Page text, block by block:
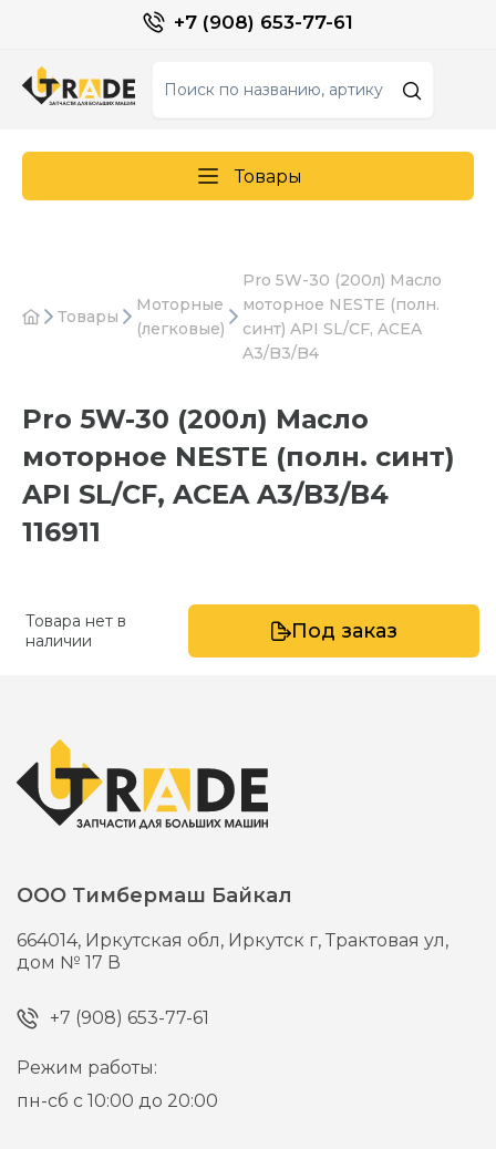
+7 (908) 653-77-61
Товары
Товары
Моторные
(легковые)
Pro 5W-30 (200л) Масло
моторное NESTE (полн.
синт) API SL/CF, ACEA
A3/B3/B4
Pro 5W-30 (200л) Масло
моторное NESTE (полн. синт)
API SL/CF, ACEA A3/B3/B4
116911
Товара нет в
наличии
Под заказ
ООО Тимбермаш Байкал
664014, Иркутская обл, Иркутск г,Трактовая ул,
дом № 17 В
+7 (908) 653-77-61
Режим работы:
пн-сб с 10:00 до 20:00